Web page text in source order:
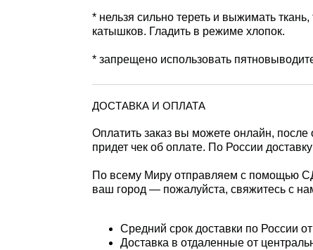
* нельзя сильно тереть и выжимать
катышков. Гладить в режиме хлопок.
* запрещено использовать
ДОСТАВКА И ОПЛАТА
Оплатить заказ вы можете онлайн,
придет чек об оплате. По России
По всему Миру отправляем с помощью
ваш город — пожалуйста, свяжитесь с
Средний срок доставки по России
Доставка в отдаленные от